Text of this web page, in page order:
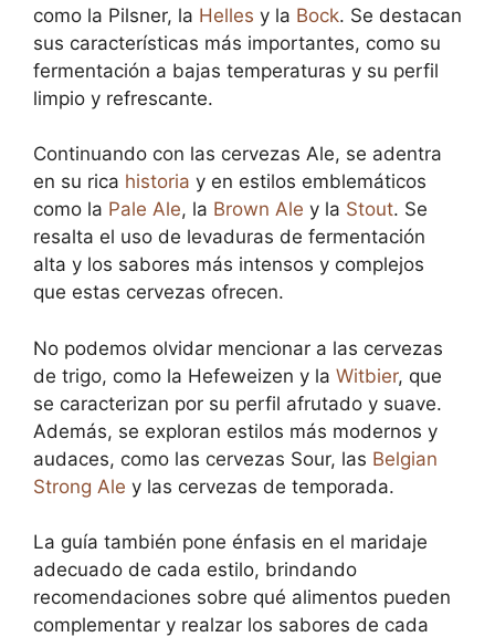
como la Pilsner, la Helles y la Bock. Se destacan
sus características más importantes, como su
fermentación a bajas temperaturas y su perfil
limpio y refrescante.
Continuando con las cervezas Ale, se adentra
en su rica historia y en estilos emblemáticos
como la Pale Ale, la Brown Ale y la Stout. Se
resalta el uso de levaduras de fermentación
alta y los sabores más intensos y complejos
que estas cervezas ofrecen.
No podemos olvidar mencionar a las cervezas
de trigo, como la Hefeweizen y la Witbier, que
se caracterizan por su perfil afrutado y suave.
Además, se exploran estilos más modernos y
audaces, como las cervezas Sour, las Belgian
Strong Ale y las cervezas de temporada.
La guía también pone énfasis en el maridaje
adecuado de cada estilo, brindando
recomendaciones sobre qué alimentos pueden
complementar y realzar los sabores de cada